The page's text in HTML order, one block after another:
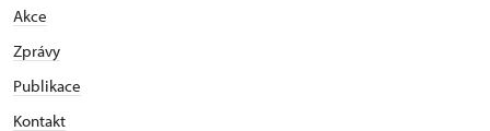
Akce
Zprávy
Publikace
Kontakt